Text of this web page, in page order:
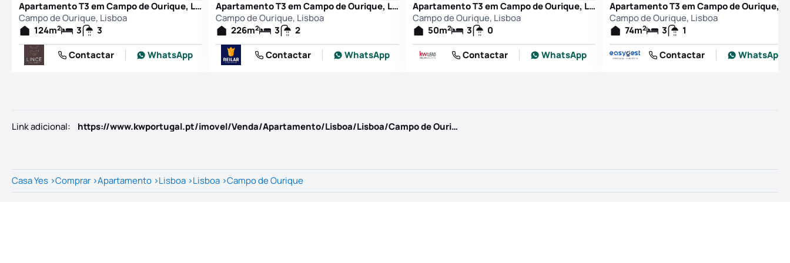
Apartamento T3 em Campo de Ourique, Lisboa
Campo de Ourique, Lisboa
124m2 3
3
Contactar
WhatsApp
Apartamento T3 em Campo de Ourique, Lisboa
Campo de Ourique, Lisboa
226m2 3
2
Contactar
WhatsApp
Apartamento T3 em Campo de Ourique, Lisboa
Campo de Ourique, Lisboa
50m2 3
0
Contactar
WhatsApp
Campo de Ourique, Lisboa
74m2 3
1
Contactar
WhatsApp
Link adicional: https://www.kwportugal.pt/imovel/Venda/Apartamento/Lisboa/Lisboa/Campo de Ourique/66010
Casa Yes >Comprar >Apartamento >Lisboa >Lisboa >Campo de Ourique